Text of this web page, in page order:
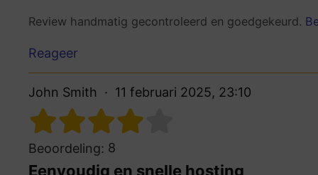
Review handmatig gecontroleerd en goedgekeurd.
Reageer
John Smith 11 februari 2025, 23:10
Beoordeling: 8
Eenvoudig en snelle hosting